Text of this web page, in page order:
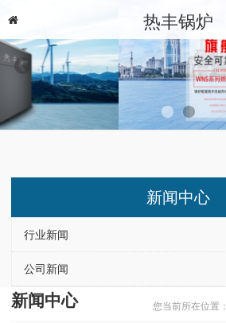
热丰锅炉
新闻中心
行业新闻
公司新闻
新闻中心 您当前所在位置：